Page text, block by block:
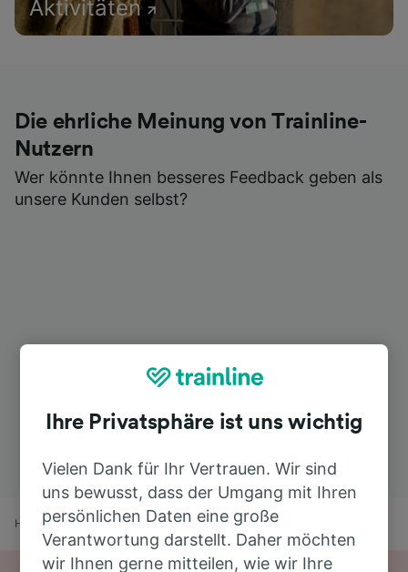
Aktivitäten
Die ehrliche Meinung von Trainline-
Nutzern
Wer könnte Ihnen besseres Feedback geben als
unsere Kunden selbst?
Home Bahnfahrplan Hoofddorp nach Boom
Ihre Privatsphäre ist uns wichtig
Vielen Dank für Ihr Vertrauen. Wir sind
uns bewusst, dass der Umgang mit Ihren
persönlichen Daten eine große
Verantwortung darstellt. Daher möchten
wir Ihnen gerne mitteilen, wie wir Ihre